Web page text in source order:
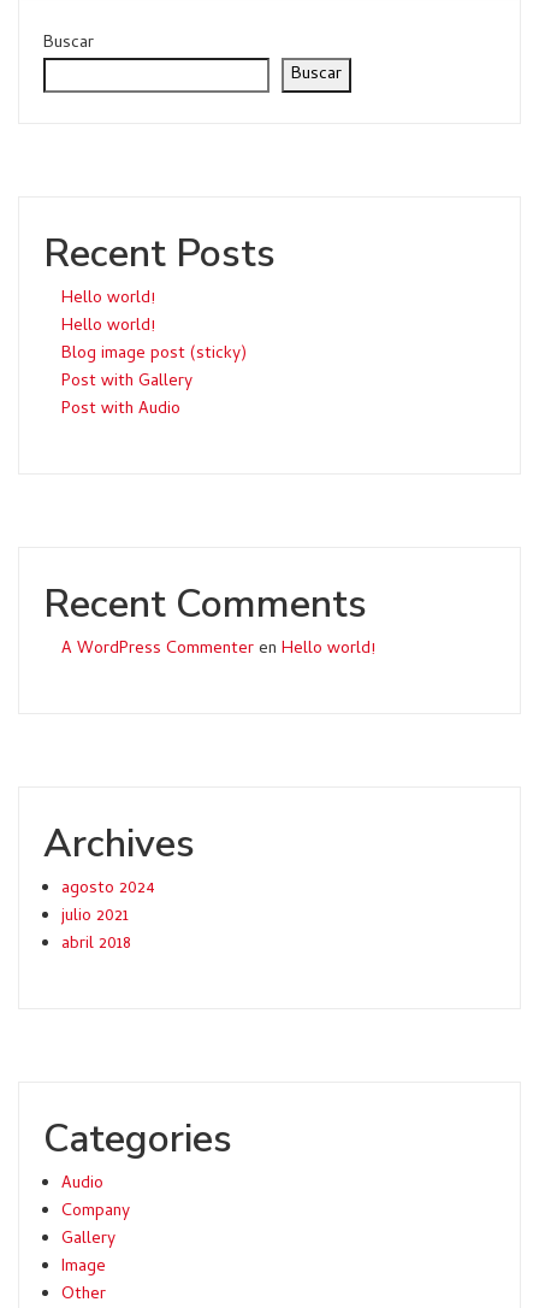
Buscar
Buscar
Recent Posts
Hello world!
Hello world!
Blog image post (sticky)
Post with Gallery
Post with Audio
Recent Comments
A WordPress Commenteren Hello world!
Archives
agosto 2024
julio 2021
abril 2018
Categories
Audio
Company
Gallery
Image
Other